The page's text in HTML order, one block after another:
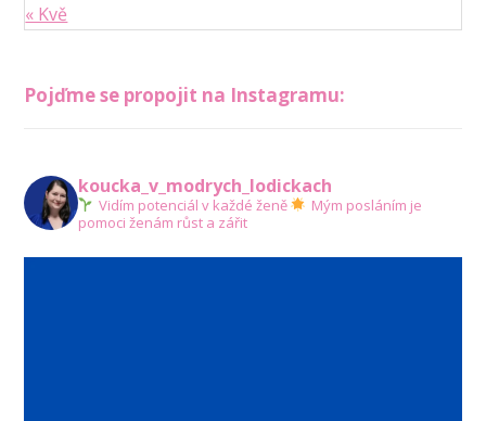
« Kvě
Pojďme se propojit na Instagramu:
koucka_v_modrych_lodickach
Vidím potenciál v každé ženě
Mým posláním je
pomoci ženám růst a zářit